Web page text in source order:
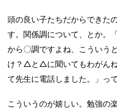
頭の良い子たちだからできた
す。関係調について、とか。
から〇調ですよね、こういう
け？△と△に聞いてもわがん
て先生に電話しました。」って
こういうのが嬉しい。勉強の